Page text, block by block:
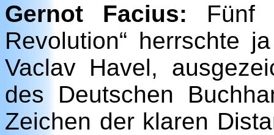
Gernot Facius: Fünf
Revolution“ herrschte
Vaclav Havel,
des Deutschen
Zeichen der klaren